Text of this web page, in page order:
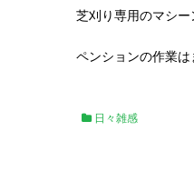
芝刈り専用のマシ
ペンションの作業は
日々雑感